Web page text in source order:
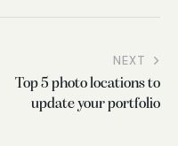
NEXT
Top 5 photo locations to
update your portfolio